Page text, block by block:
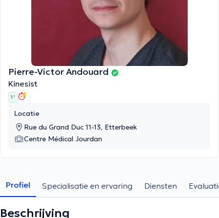
Pierre-Victor Andouard
Kinesist
1 '
Locatie
Rue du Grand Duc 11-13, Etterbeek
Centre Médical Jourdan
Profiel Specialisatie en ervaring Diensten
Beschrijving